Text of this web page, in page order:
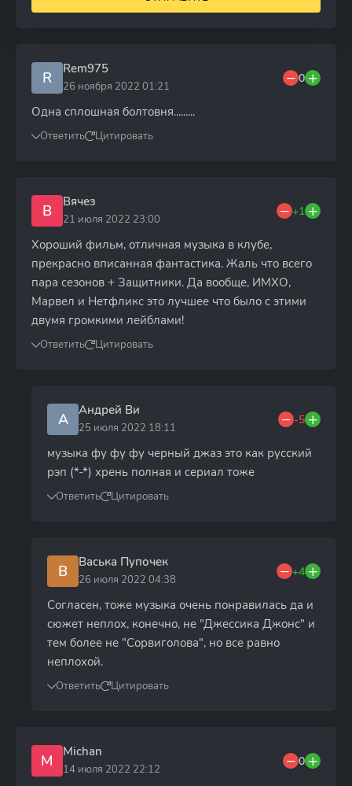
R Rem975
26 ноября 2022 01:21
0
Одна сплошная болтовня.........
Ответить Цитировать
В Вячез
21 июля 2022 23:00
+1
Хороший фильм, отличная музыка в клубе,
прекрасно вписанная фантастика. Жаль что всего
пара сезонов + Защитники. Да вообще, ИМХО,
Марвел и Нетфликс это лучшее что было с этими
двумя громкими лейблами!
Ответить Цитировать
А Андрей Ви
25 июля 2022 18:11
-5
музыка фу фу фу черный джаз это как русский
рэп (*-*) хрень полная и сериал тоже
Ответить Цитировать
В Васька Пупочек
26 июля 2022 04:38
+4
Согласен, тоже музыка очень понравилась да и
сюжет неплох, конечно, не "Джессика Джонс" и
тем более не "Сорвиголова", но все равно
неплохой.
Ответить Цитировать
M Michan
14 июля 2022 22:12
0